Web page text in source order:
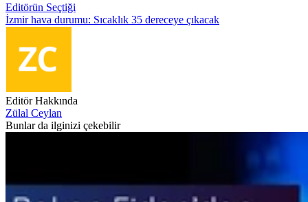
Editörün Seçtiği
İzmir hava durumu: Sıcaklık 35 dereceye çıkacak
Editör Hakkında
Zülal Ceylan
Bunlar da ilginizi çekebilir